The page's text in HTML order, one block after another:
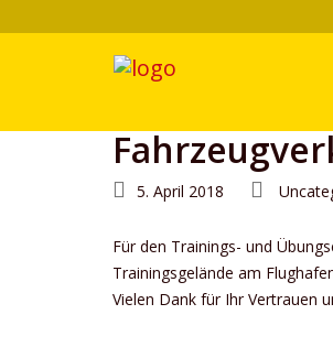
5. April 2018
Für den Trainings- und
Trainingsgelände am
Vielen Dank für Ihr Vertrauen